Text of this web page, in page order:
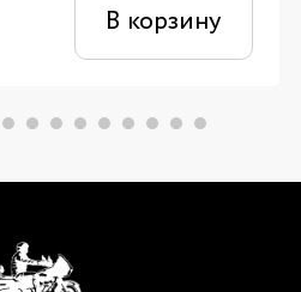
В корзину